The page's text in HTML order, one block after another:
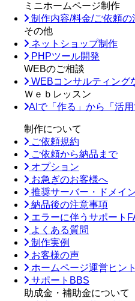
ミニホームページ制作
制作内容/料金/ご依頼の
その他
ネットショップ制作
PHPツール開発
WEBのご相談
WEBコンサルティング
Ｗｅｂレッスン
AIで「作る」から「活
制作について
ご依頼規約
ご依頼から納品まで
オプション
お急ぎのお客様へ
推奨サーバー・ドメイ
納品後の注意事項
エラーに伴うサポート
よくある質問
制作実例
お客様の声
ホームページ運営ヒント
サポートBBS
助成金・補助金について